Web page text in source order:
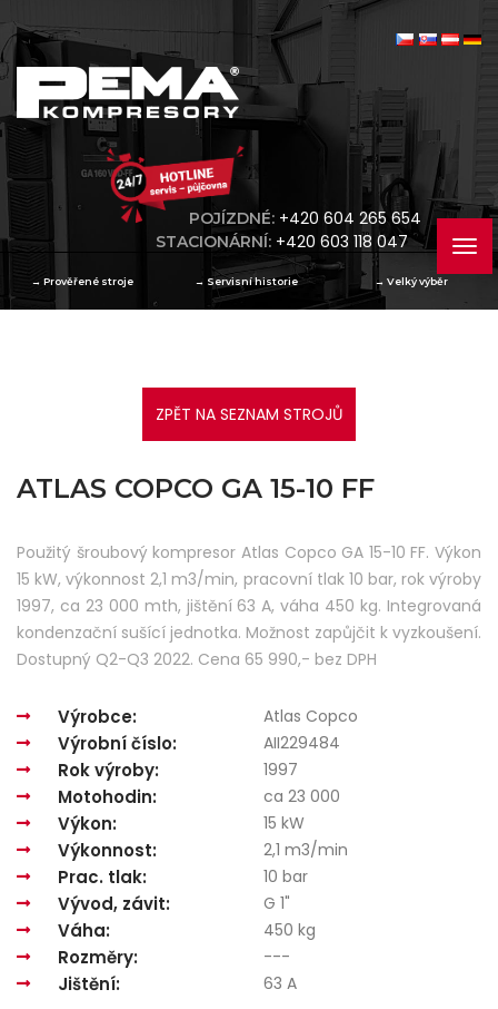
POJÍZDNÉ: +420 604 265 654
STACIONÁRNÍ: +420 603 118 047
→ Prověřené stroje → Servisní historie → Velký výběr
ZPĚT NA SEZNAM STROJŮ
ATLAS COPCO GA 15-10 FF
Použitý šroubový kompresor Atlas Copco GA 15-10 FF. Výkon
15 kW, výkonnost 2,1 m3/min, pracovní tlak 10 bar, rok výroby
1997, ca 23 000 mth, jištění 63 A, váha 450 kg. Integrovaná
kondenzační sušící jednotka. Možnost zapůjčit k vyzkoušení.
Dostupný Q2-Q3 2022. Cena 65 990,- bez DPH
Výrobce:
Výrobní číslo:
Rok výroby:
Motohodin:
Výkon:
Výkonnost:
Prac. tlak:
Vývod, závit:
Váha:
Rozměry:
Jištění:
Atlas Copco
AII229484
1997
ca 23 000
15 kW
2,1 m3/min
10 bar
G 1"
450 kg
---
63 A